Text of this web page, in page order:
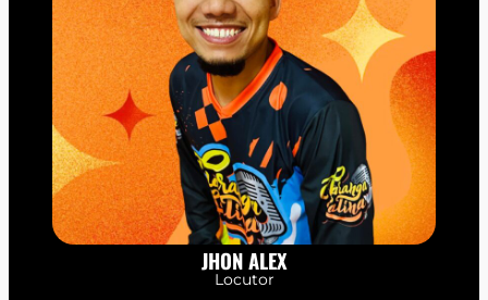
JHON ALEX
Locutor